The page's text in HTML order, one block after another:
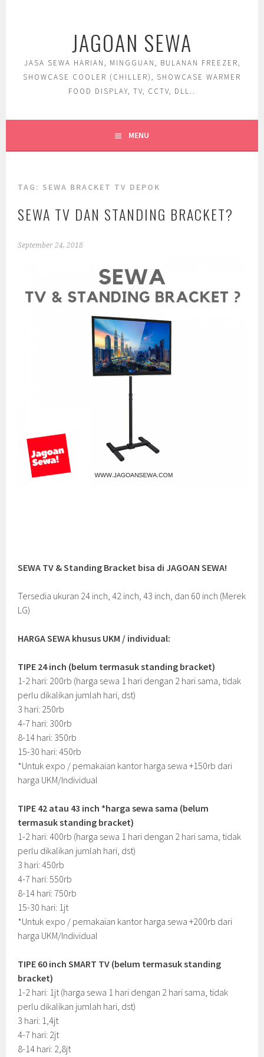
JAGOAN SEWA
JASA SEWA HARIAN, MINGGUAN, BULANAN FREEZER,
SHOWCASE COOLER (CHILLER), SHOWCASE WARMER
FOOD DISPLAY, TV, CCTV, DLL..
MENU
TAG: SEWA BRACKET TV DEPOK
SEWA TV DAN STANDING BRACKET?
September 24, 2018
SEWA TV & Standing Bracket bisa di JAGOAN SEWA!
Tersedia ukuran 24 inch, 42 inch, 43 inch, dan 60 inch (Merek
LG)
HARGA SEWA khusus UKM / individual:
TIPE 24 inch (belum termasuk standing bracket)
1-2 hari: 200rb (harga sewa 1 hari dengan 2 hari sama, tidak
perlu dikalikan jumlah hari, dst)
3 hari: 250rb
4-7 hari: 300rb
8-14 hari: 350rb
15-30 hari: 450rb
*Untuk expo / pemakaian kantor harga sewa +150rb dari
harga UKM/Individual
TIPE 42 atau 43 inch *harga sewa sama (belum
termasuk standing bracket)
1-2 hari: 400rb (harga sewa 1 hari dengan 2 hari sama, tidak
perlu dikalikan jumlah hari, dst)
3 hari: 450rb
4-7 hari: 550rb
8-14 hari: 750rb
15-30 hari: 1jt
*Untuk expo / pemakaian kantor harga sewa +200rb dari
harga UKM/Individual
TIPE 60 inch SMART TV (belum termasuk standing
bracket)
1-2 hari: 1jt (harga sewa 1 hari dengan 2 hari sama, tidak
perlu dikalikan jumlah hari, dst)
3 hari: 1,4jt
4-7 hari: 2jt
8-14 hari: 2,8jt